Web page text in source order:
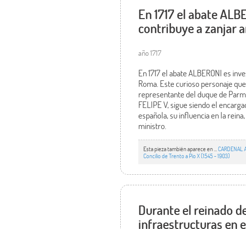
En 1717 el abate
contribuye a zanjar
año 1717
En 1717 el abate ALBERONI es
Roma. Este curioso personaje
representante del duque de
FELIPE V, sigue siendo el
española, su influencia en la
ministro.
Esta pieza también aparece en ...CARDENAL
Concilio de Trento a Pío X (1545 - 1903)
Durante el reinado
infraestructuras en